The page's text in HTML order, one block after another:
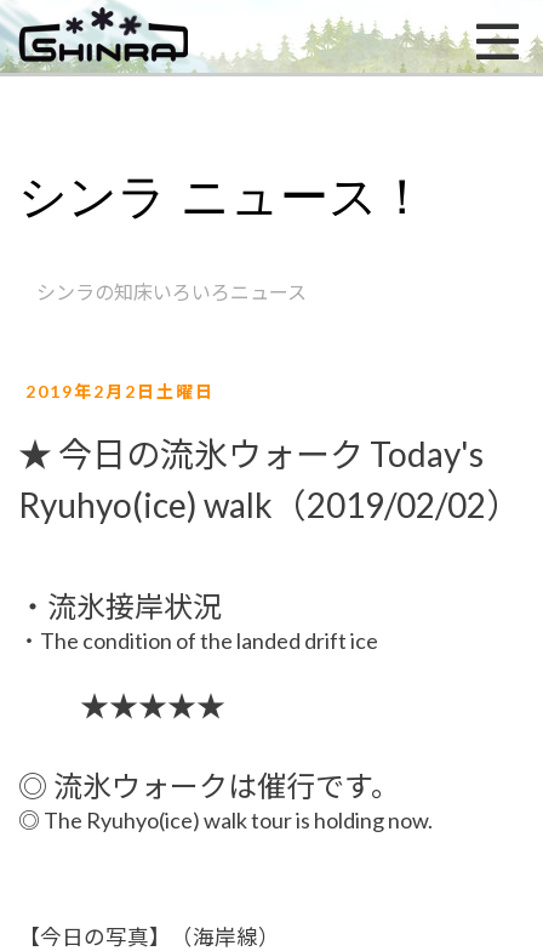
シンラ ニュース！
シンラの知床いろいろニュース
2019年2月2日土曜日
★ 今日の流氷ウォーク Today's
Ryuhyo(ice) walk（2019/02/02）
・流氷接岸状況
・The condition of the landed drift ice
★★★★★
◎ 流氷ウォークは催行です。
◎ The Ryuhyo(ice) walk tour is holding now.
【今日の写真】（海岸線）